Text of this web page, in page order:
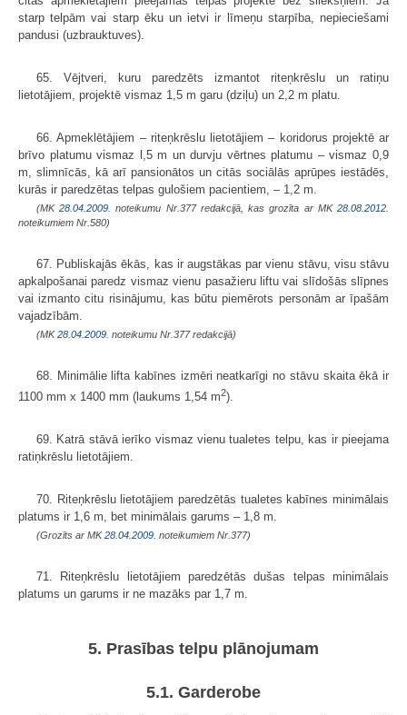
starp telpām vai starp ēku un ietvi ir līmeņu starpība, nepieciešami
pandusi (uzbrauktuves).
65. Vējtveri, kuru paredzēts izmantot riteņkrēslu un ratiņu
lietotājiem, projektē vismaz 1,5 m garu (dziļu) un 2,2 m platu.
66. Apmeklētājiem – riteņkrēslu lietotājiem – koridorus projektē ar
brīvo platumu vismaz l,5 m un durvju vērtnes platumu – vismaz 0,9
m, slimnīcās, kā arī pansionātos un citās sociālās aprūpes iestādēs,
kurās ir paredzētas telpas gulošiem pacientiem, – 1,2 m.
(MK28.04.2009. noteikumu Nr.377 redakcijā, kas grozīta ar MK28.08.2012.
noteikumiem Nr.580)
67. Publiskajās ēkās, kas ir augstākas par vienu stāvu, visu stāvu
apkalpošanai paredz vismaz vienu pasažieru liftu vai slīdošās slīpnes
vai izmanto citu risinājumu, kas būtu piemērots personām ar īpašām
vajadzībām.
(MK28.04.2009. noteikumu Nr.377 redakcijā)
68. Minimālie lifta kabīnes izmēri neatkarīgi no stāvu skaita ēkā ir
1100 mm x 1400 mm (laukums 1,54 m2).
69. Katrā stāvā ierīko vismaz vienu tualetes telpu, kas ir pieejama
ratiņkrēslu lietotājiem.
70. Riteņkrēslu lietotājiem paredzētās tualetes kabīnes minimālais
platums ir 1,6 m, bet minimālais garums – 1,8 m.
(Grozīts ar MK28.04.2009. noteikumiem Nr.377)
71. Riteņkrēslu lietotājiem paredzētās dušas telpas minimālais
platums un garums ir ne mazāks par 1,7 m.
5. Prasības telpu plānojumam
5.1. Garderobe